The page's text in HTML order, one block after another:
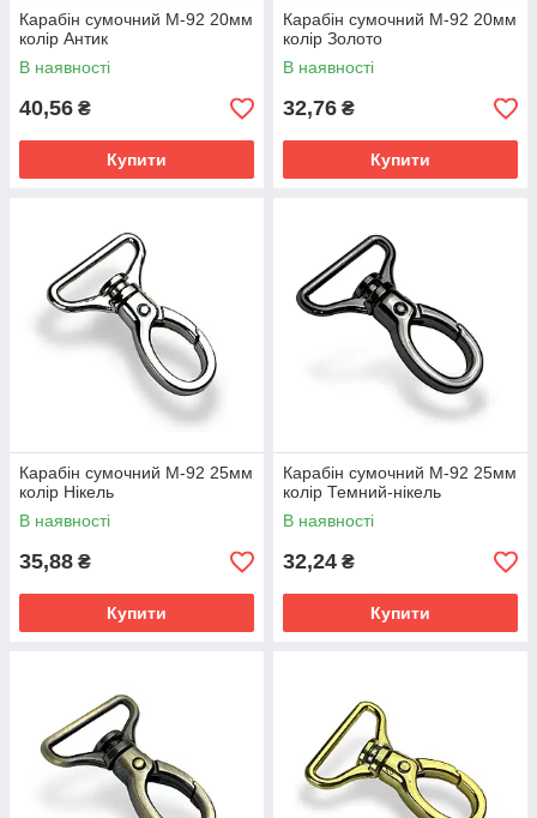
Карабін сумочний М-92 20мм
колір Антик
В наявності
40,56 ₴
Купити
Карабін сумочний М-92 20мм
колір Золото
В наявності
32,76 ₴
Купити
Карабін сумочний М-92 25мм
колір Нікель
В наявності
35,88 ₴
Купити
Карабін сумочний М-92 25мм
колір Темний-нікель
В наявності
32,24 ₴
Купити